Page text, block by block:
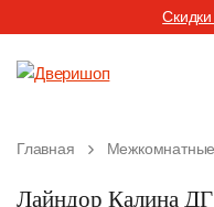
Главная
Лайндор Калина ДГ